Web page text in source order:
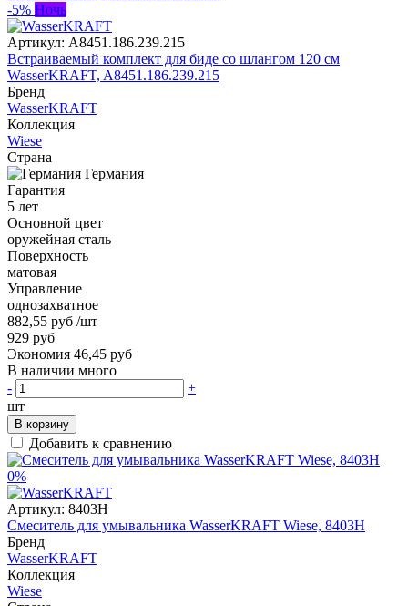
-5% Ночь
Артикул: A8451.186.239.215
Встраиваемый комплект для биде со шлангом 120 см
WasserKRAFT, A8451.186.239.215
Бренд
WasserKRAFT
Коллекция
Wiese
Страна
Германия
Гарантия
5 лет
Основной цвет
оружейная сталь
Поверхность
матовая
Управление
однозахватное
882,55 руб /шт
929 руб
Экономия 46,45 руб
В наличии много
-
+
шт
В корзину
Добавить к сравнению
0%
Артикул: 8403H
Смеситель для умывальника WasserKRAFT Wiese, 8403H
Бренд
WasserKRAFT
Коллекция
Wiese